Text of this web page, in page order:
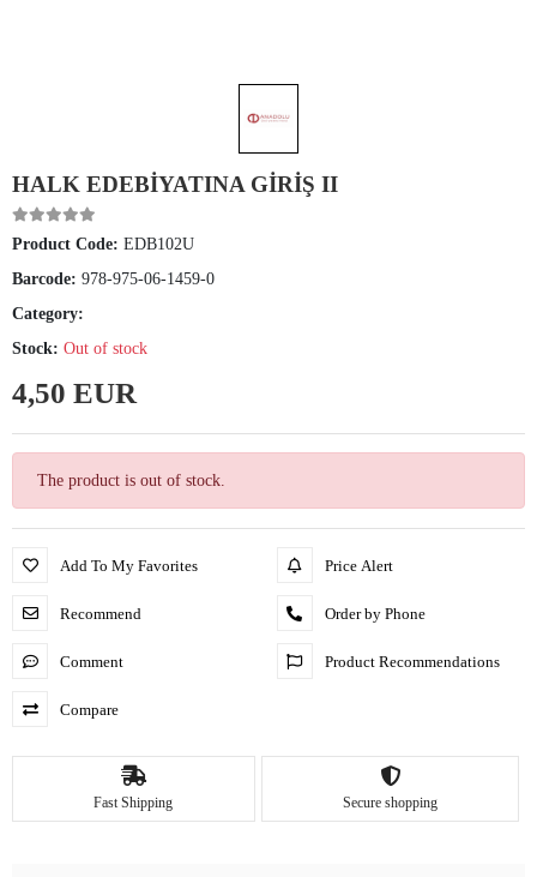
HALK EDEBİYATINA GİRİŞ II
Product Code: EDB102U
Barcode: 978-975-06-1459-0
Category:
Stock: Out of stock
4,50 EUR
The product is out of stock.
Add To My Favorites
Recommend
Comment
Compare
Price Alert
Order by Phone
Product Recommendations
Fast Shipping Secure shopping